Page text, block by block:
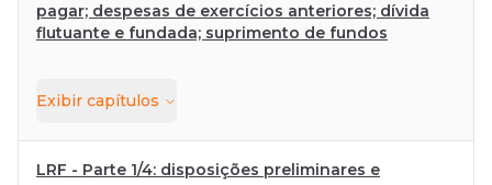
pagar; despesas de exercícios anteriores; dívida
flutuante e fundada; suprimento de fundos
Exibir capítulos
LRF - Parte 1/4: disposições preliminares e